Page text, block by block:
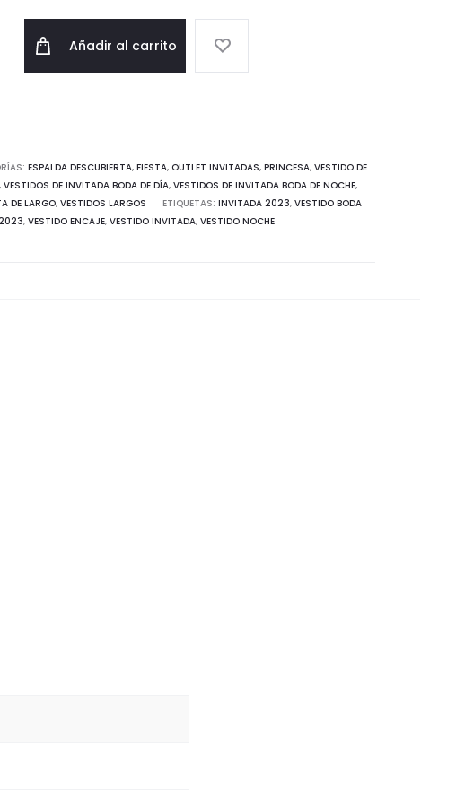
Añadir al carrito
ESPALDA DESCUBIERTA, FIESTA, OUTLET INVITADAS, PRINCESA, VESTIDO DE
, VESTIDOS DE INVITADA BODA DE DÍA, VESTIDOS DE INVITADA BODA DE NOCHE,
DE LARGO, VESTIDOS LARGOS ETIQUETAS: INVITADA 2023, VESTIDO BODA
, VESTIDO ENCAJE, VESTIDO INVITADA, VESTIDO NOCHE